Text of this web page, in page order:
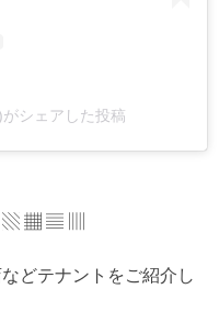
シェアした投稿
▦ ▤ ▥
どテナントをご紹介し